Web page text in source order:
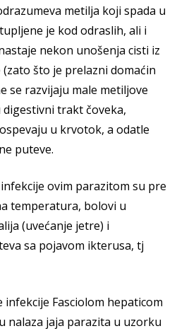
metilja koji spada u
je kod odraslih, ali i
nekon unošenja cisti iz
(zato što je prelazni domaćin
se razvijaju male metiljove
trakt čoveka,
u krvotok, a odatle
puteve.
ovim parazitom su pre
temperatura, bolovi u
(uvećanje jetre) i
sa pojavom ikterusa, tj
Fasciolom hepaticom
nalaza jaja parazita u uzorku